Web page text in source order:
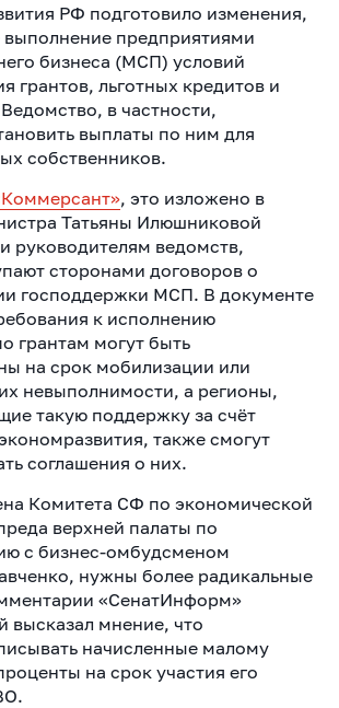
РФ подготовило изменения,
предприятиями
бизнеса (МСП) условий
грантов, льготных кредитов и
в частности,
выплаты по ним для
собственников.
, это изложено в
Татьяны Илюшниковой
руководителям ведомств,
сторонами договоров о
господдержки МСП. В документе
к исполнению
грантам могут быть
на срок мобилизации или
невыполнимости, а регионы,
такую поддержку за счёт
также смогут
соглашения о них.
Комитета СФ по экономической
верхней палаты по
с бизнес-омбудсменом
нужны более радикальные
«СенатИнформ»
высказал мнение, что
начисленные малому
на срок участия его